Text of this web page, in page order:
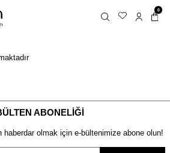
0
ABONELIĞI
haberdar olmak için e-bültenimize abone olun!